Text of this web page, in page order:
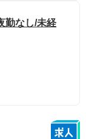
勤なし/未経